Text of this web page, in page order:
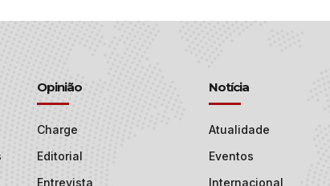
Opinião
Charge
Editorial
Entrevista
Notícia
Atualidade
Eventos
Internacional